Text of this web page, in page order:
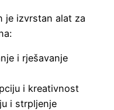
je izvrstan alat za
i rješavanje
i kreativnost
i strpljenje